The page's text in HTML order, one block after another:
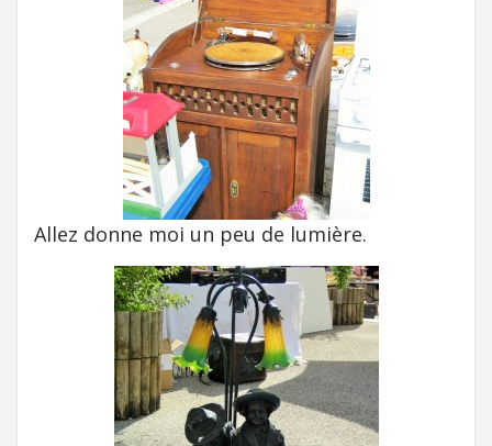
Allez donne moi un peu de lumière.